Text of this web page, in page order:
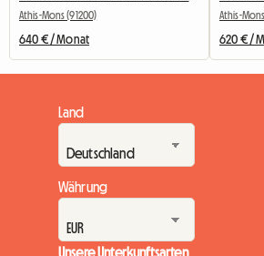
Athis-Mons (91200)
640 € / Monat
Athis-
620 € /
Land
Währung
Unsere Unterkunftsarten